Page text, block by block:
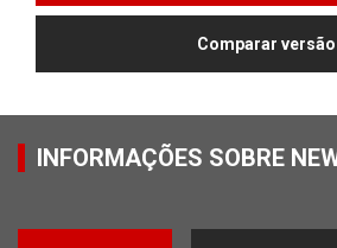
Comparar versão
INFORMAÇÕES SOBRE